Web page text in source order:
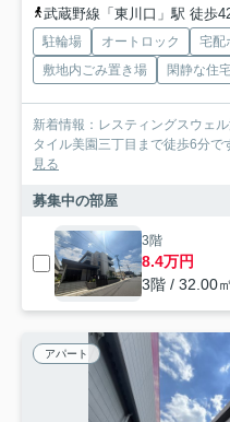
武蔵野線「東川口」駅 徒歩
駐輪場 オートロック 宅配
敷地内ごみ置き場
閑静な住
新着情報：レスティングスウェ
タイル美園三丁目まで徒歩6分
見る
募集中の部屋
3階
8.4万円
3階 / 32.00
アパート